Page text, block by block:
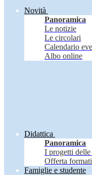
Novità
Panoramica
Le notizie
Le circolari
Calendario
Albo online
Didattica
Panoramica
I progetti delle
Offerta
Famiglie e studente